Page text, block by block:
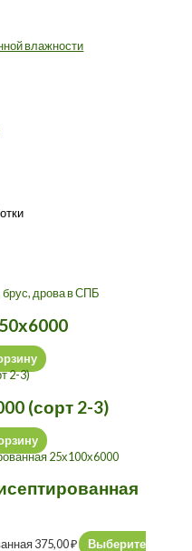
влажности
(сорт 2-3)
375,00₽
Выберите